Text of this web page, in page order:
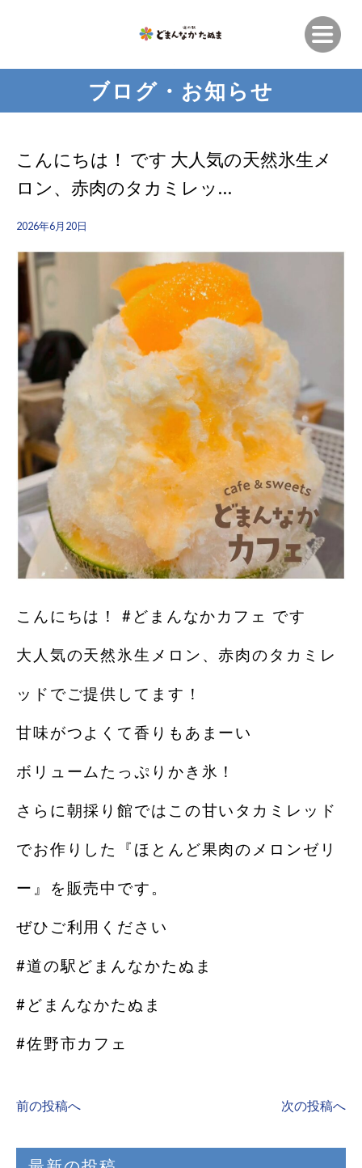
ブログ・お知らせ
こんにちは！ です 大人気の天然氷生メ
ロン、赤肉のタカミレッ…
2026年6月20日
こんにちは！ #どまんなかカフェ です
大人気の天然氷生メロン、赤肉のタカミレ
ッドでご提供してます！
甘味がつよくて香りもあまーい
ボリュームたっぷりかき氷！
さらに朝採り館ではこの甘いタカミレッド
でお作りした『ほとんど果肉のメロンゼリ
ー』を販売中です。
ぜひご利用ください
#道の駅どまんなかたぬま
#どまんなかたぬま
#佐野市カフェ
前の投稿へ 次の投稿へ